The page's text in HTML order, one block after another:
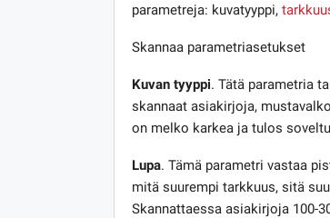
parametreja: kuvatyyppi,
Skannaa parametriasetukset
Kuvan tyyppi. Tätä parametria
skannaat asiakirjoja,
on melko karkea ja tulos
Lupa. Tämä parametri vastaa
mitä suurempi tarkkuus, sitä
Skannattaessa asiakirjoja 100-